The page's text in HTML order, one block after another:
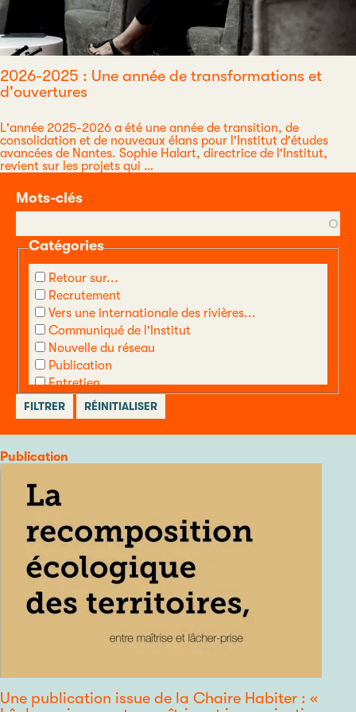
2026-2025 : Une année de transformations et
d'ouvertures
L'année 2025-2026 a été une année de transition, de
consolidation et de nouveaux élans pour l'Institut d'études
avancées de Nantes. Sophie Halart, directrice de l'Institut,
revient sur les projets qui …
Mots-clés
Catégories
Retour sur...
Recrutement
Vers une internationale des rivières...
Communiqué de l'Institut
Nouvelle du réseau
Publication
Entretien
Appel à candidature
Autre
Catégorie
Publication
Une publication issue de la Chaire Habiter : «